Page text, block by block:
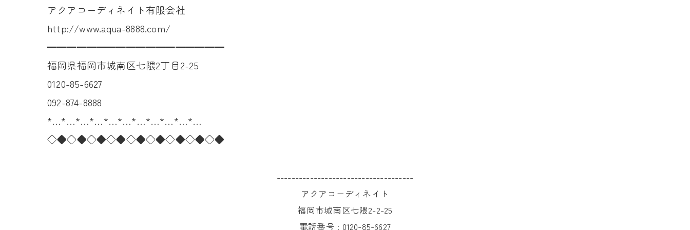
アクアコーディネイト有限会社
http://www.aqua-8888.com/
━━━━━━━━━━━━━━━━━━
福岡県福岡市城南区七隈2丁目2-25
0120-85-6627
092-874-8888
*…*…*…*…*…*…*…*…*…*…*…
◇◆◇◆◇◆◇◆◇◆◇◆◇◆◇◆◇◆
-------------------------------------
アクアコーディネイト
福岡市城南区七隈2-2-25
電話番号 : 0120-85-6627